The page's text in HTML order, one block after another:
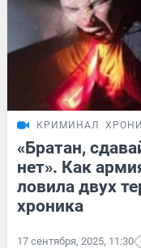
КРИМИНАЛ
«Братан,
нет». Как
ловила двух
хроника
17 сентября, 2025, 11:30